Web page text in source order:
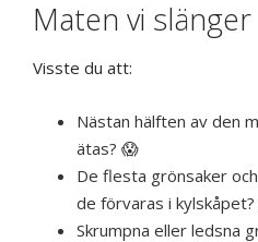
Maten vi slänger
Visste du att:
Nästan hälften av den
ätas? 😱
De flesta grönsaker
de förvaras i kylskåpet?
Skrumpna eller ledsna